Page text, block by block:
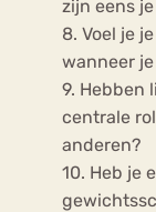
zijn eens
8. Voel je
wanneer
9. Hebben
centrale
anderen?
10. Heb je